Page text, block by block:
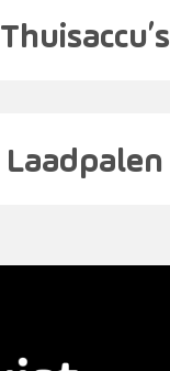
Thuisaccu’s
Laadpalen